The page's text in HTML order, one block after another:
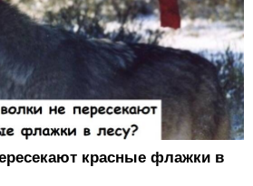
красные флажки в